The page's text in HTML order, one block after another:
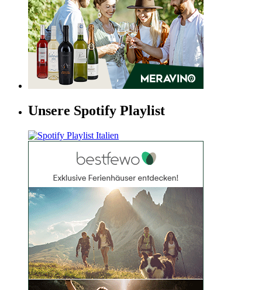
Unsere Spotify Playlist